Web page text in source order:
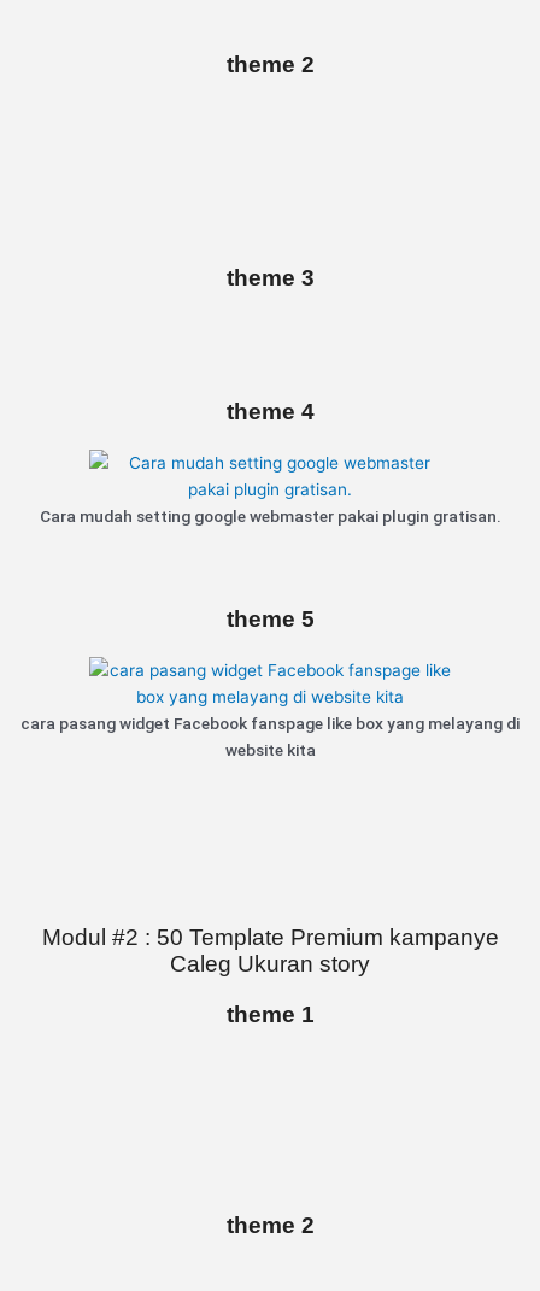
theme 2
theme 3
theme 4
Cara mudah setting google webmaster pakai plugin gratisan.
theme 5
cara pasang widget Facebook fanspage like box yang melayang di
website kita
Modul #2 : 50 Template Premium kampanye
Caleg Ukuran story
theme 1
theme 2